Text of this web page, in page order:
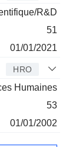
R&D
51
01/01/2021
HRO
Humaines
53
01/01/2002